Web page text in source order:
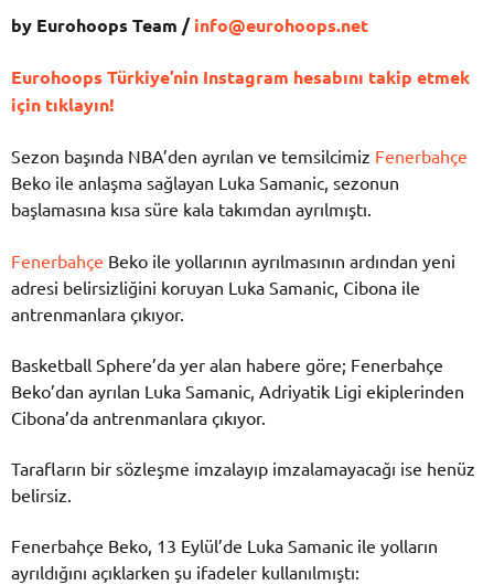
by Eurohoops Team /info@eurohoops.net
Eurohoops Türkiye’nin Instagram hesabını takip etmek
için tıklayın!
Sezon başında NBA’den ayrılan ve temsilcimiz Fenerbahçe
Beko ile anlaşma sağlayan Luka Samanic, sezonun
başlamasına kısa süre kala takımdan ayrılmıştı.
Fenerbahçe Beko ile yollarının ayrılmasının ardından yeni
adresi belirsizliğini koruyan Luka Samanic, Cibona ile
antrenmanlara çıkıyor.
Basketball Sphere’da yer alan habere göre; Fenerbahçe
Beko’dan ayrılan Luka Samanic, Adriyatik Ligi ekiplerinden
Cibona’da antrenmanlara çıkıyor.
Tarafların bir sözleşme imzalayıp imzalamayacağı ise henüz
belirsiz.
Fenerbahçe Beko, 13 Eylül’de Luka Samanic ile yolların
ayrıldığını açıklarken şu ifadeler kullanılmıştı: